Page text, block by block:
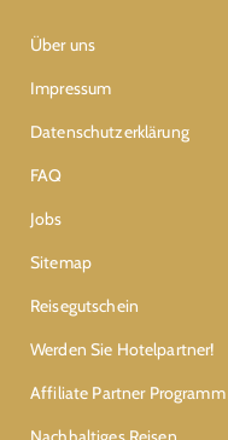
Über uns
Impressum
Datenschutzerklärung
FAQ
Jobs
Sitemap
Reisegutschein
Werden Sie Hotelpartner!
Affiliate Partner Programm